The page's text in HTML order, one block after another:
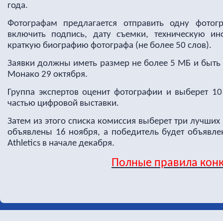
года.
Фотографам предлагается отправить одну
включить подпись, дату съемки, техническую
краткую биографию фотографа (не более 50 слов).
Заявки должны иметь размер не более 5 МБ и
Монако 29 октября.
Группа экспертов оценит фотографии и выберет
частью цифровой выставки.
Затем из этого списка комиссия выберет три
объявлены 16 ноября, а победитель будет
Athletics в начале декабря.
Полные правила